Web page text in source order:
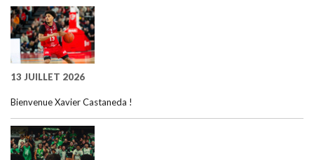
13 JUILLET 2026
Bienvenue Xavier Castaneda !